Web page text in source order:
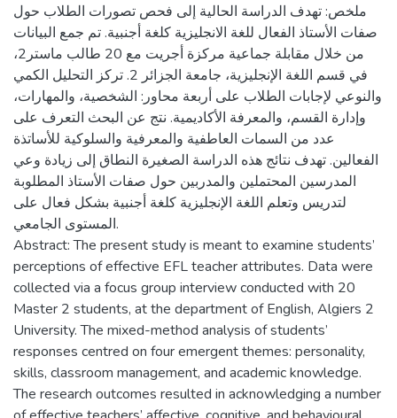
ملخص: تهدف الدراسة الحالية إلى فحص تصورات الطلاب حول
صفات الأستاذ الفعال للغة الانجليزية كلغة أجنبية. تم جمع البيانات
من خلال مقابلة جماعية مركزة أجريت مع 20 طالب ماستر2،
في قسم اللغة الإنجليزية، جامعة الجزائر 2. تركز التحليل الكمي
والنوعي لإجابات الطلاب على أربعة محاور: الشخصية، والمهارات،
وإدارة القسم، والمعرفة الأكاديمية. نتج عن البحث التعرف على
عدد من السمات العاطفية والمعرفية والسلوكية للأساتذة
الفعالين. تهدف نتائج هذه الدراسة الصغيرة النطاق إلى زيادة وعي
المدرسين المحتملين والمدربين حول صفات الأستاذ المطلوبة
لتدريس وتعلم اللغة الإنجليزية كلغة أجنبية بشكل فعال على
المستوى الجامعي.
Abstract: The present study is meant to examine students’
perceptions of effective EFL teacher attributes. Data were
collected via a focus group interview conducted with 20
Master 2 students, at the department of English, Algiers 2
University. The mixed-method analysis of students’
responses centred on four emergent themes: personality,
skills, classroom management, and academic knowledge.
The research outcomes resulted in acknowledging a number